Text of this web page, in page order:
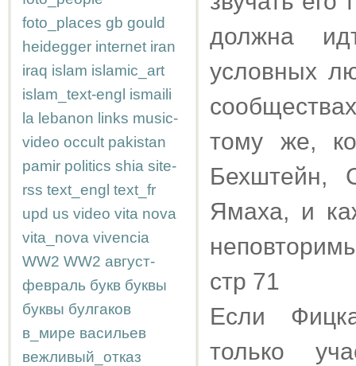
foto_places gb gould
heidegger internet iran
iraq islam islamic_art
islam_text-engl ismaili
la lebanon links music-
video occult pakistan
pamir politics shia site-
rss text_engl text_fr
upd us video vita nova
vita_nova vivencia
WW2 WW2 август-
февраль букв буквы
буквы булгаков
в_мире васильев
вежливый_отказ
должна
условных
тому же,
Бехштейн,
Ямаха, и
стр 71
Если
только